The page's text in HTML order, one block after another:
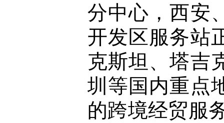
分中心，西安
开发区服务站
克斯坦、塔吉
圳等国内重点
的跨境经贸服